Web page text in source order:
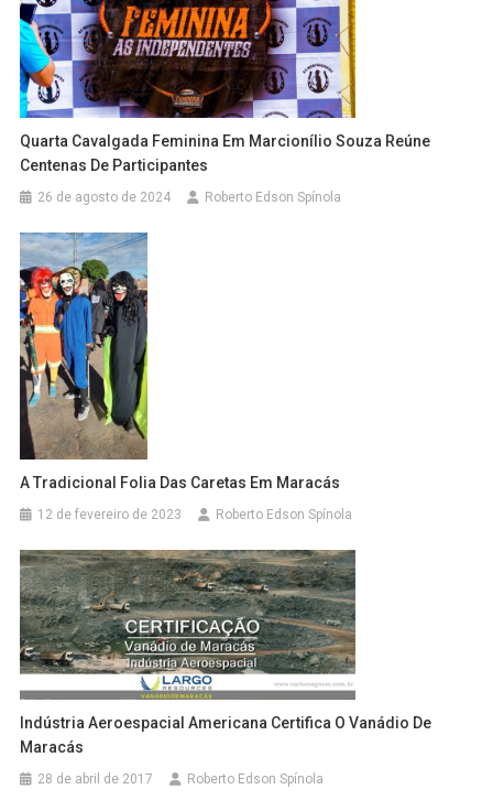
Quarta Cavalgada Feminina Em Marcionílio Souza Reúne
Centenas De Participantes
26 de agosto de 2024 Roberto Edson Spínola
A Tradicional Folia Das Caretas Em Maracás
12 de fevereiro de 2023 Roberto Edson Spínola
Indústria Aeroespacial Americana Certifica O Vanádio De
Maracás
28 de abril de 2017 Roberto Edson Spínola